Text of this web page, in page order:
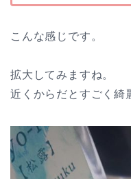
こんな感じです。
拡大してみますね。
近くからだとすごく綺